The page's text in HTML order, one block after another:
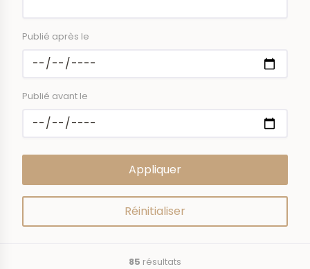
Publié après le
Publié avant le
85 résultats